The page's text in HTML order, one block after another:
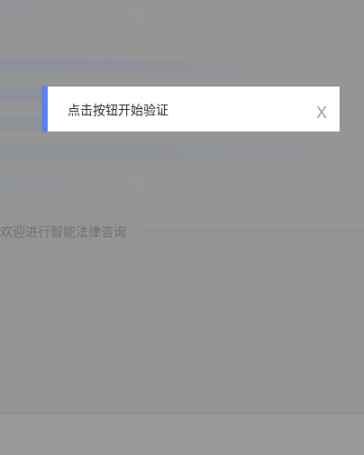
欢迎进行智能法律咨询
点击按钮开始验证 x